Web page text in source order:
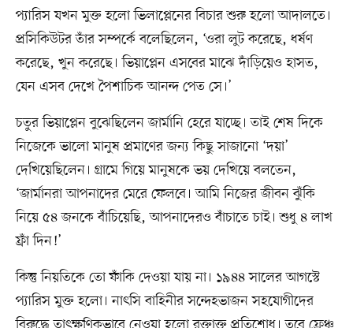
প্যারিস যখন মুক্ত হলো ভিলাপ্লেনের বিচার শুরু হলো আদালতে।
প্রসিকিউটর তাঁর সম্পর্কে বলেছিলেন, ‘ওরা লুট করেছে, ধর্ষণ
করেছে, খুন করেছে। ভিয়াপ্লেন এসবের মাঝে দাঁড়িয়েও হাসত,
যেন এসব দেখে পৈশাচিক আনন্দ পেত সে।’
চতুর ভিয়াপ্লেন বুঝেছিলেন জার্মানি হেরে যাচ্ছে। তাই শেষ দিকে
নিজেকে ভালো মানুষ প্রমাণের জন্য কিছু সাজানো ‘দয়া’
দেখিয়েছিলেন। গ্রামে গিয়ে মানুষকে ভয় দেখিয়ে বলতেন,
‘জার্মানরা আপনাদের মেরে ফেলবে। আমি নিজের জীবন ঝুঁকি
নিয়ে ৫৪ জনকে বাঁচিয়েছি, আপনাদেরও বাঁচাতে চাই। শুধু ৪ লাখ
ফ্রাঁ দিন!’
কিন্তু নিয়তিকে তো ফাঁকি দেওয়া যায় না। ১৯৪৪ সালের আগস্টে
প্যারিস মুক্ত হলো। নাৎসি বাহিনীর সন্দেহভাজন সহযোগীদের